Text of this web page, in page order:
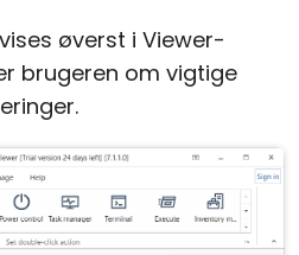
øverst i Viewer-
brugeren om vigtige